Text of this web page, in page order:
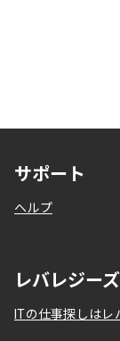
サポート
ヘルプ
レバレジー
ITの仕事探しはレ